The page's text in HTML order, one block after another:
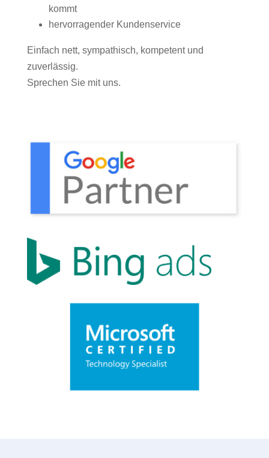
kommt
hervorragender Kundenservice
Einfach nett, sympathisch, kompetent und
zuverlässig.
Sprechen Sie mit uns.